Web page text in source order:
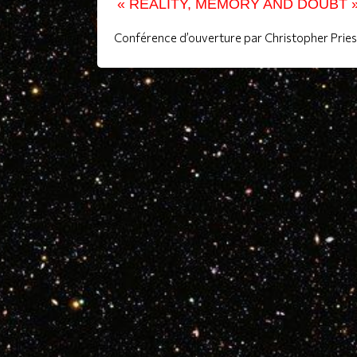
« REALITY, MEMORY AND DOUBT
Conférence d’ouverture par Christopher